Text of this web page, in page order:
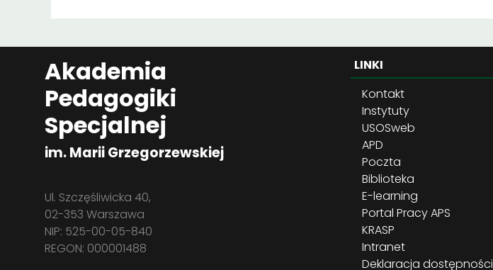
Akademia
Pedagogiki
Specjalnej
im. Marii Grzegorzewskiej
Ul. Szczęśliwicka 40,
02-353 Warszawa
NIP: 525-00-05-840
REGON: 000001488
LINKI
Kontakt
Instytuty
USOSweb
APD
Poczta
Biblioteka
E-learning
Portal Pracy APS
KRASP
Intranet
Deklaracja dostępności